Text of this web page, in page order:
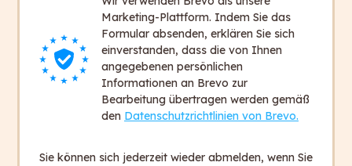
Lesen etwas umsetzen soll – zum Beispiel eine
Anmeldung abgeben.
zurück zum Glossar
Marketing-Plattform. Indem Sie das
Formular absenden, erklären Sie sich
einverstanden, dass die von Ihnen
angegebenen persönlichen
Informationen an Brevo zur
Bearbeitung übertragen werden gemäß
den Datenschutzrichtlinien von Brevo.
Sie können sich jederzeit wieder abmelden, wenn Sie